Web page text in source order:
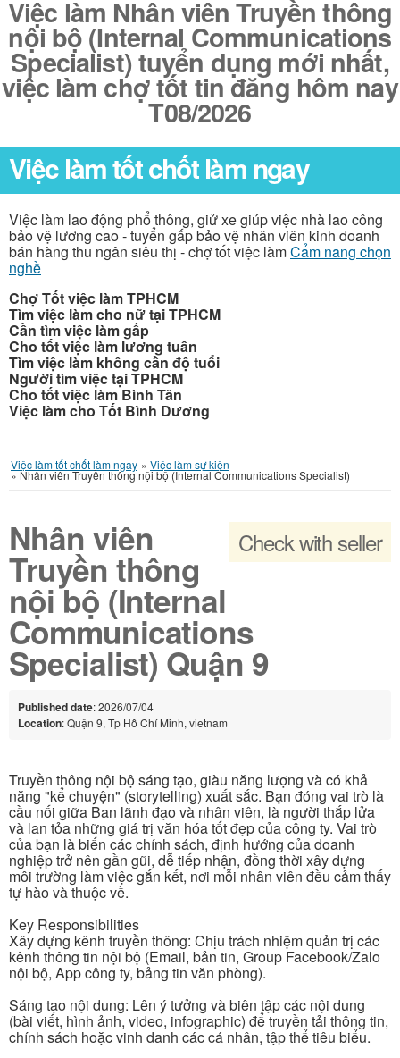
Việc làm Nhân viên Truyền thông
nội bộ (Internal Communications
Specialist) tuyển dụng mới nhất,
việc làm chợ tốt tin đăng hôm nay
T08/2026
Việc làm tốt chốt làm ngay
Việc làm lao động phổ thông, giử xe giúp việc nhà lao công
bảo vệ lương cao - tuyển gấp bảo vệ nhân viên kinh doanh
bán hàng thu ngân siêu thị - chợ tốt việc làmCẩm nang chọn
nghề
Chợ Tốt việc làm TPHCM
Tìm việc làm cho nữ tại TPHCM
Cần tìm việc làm gấp
Cho tốt việc làm lương tuần
Tìm việc làm không cần độ tuổi
Người tìm việc tại TPHCM
Cho tốt việc làm Bình Tân
Việc làm cho Tốt Bình Dương
Việc làm tốt chốt làm ngay » Việc làm sự kiện
»Nhân viên Truyền thông nội bộ (Internal Communications Specialist)
Check with seller
Nhân viên
Truyền thông
nội bộ (Internal
Communications
Specialist) Quận 9
Published date: 2026/07/04
Location: Quận 9, Tp Hồ Chí Minh, vietnam
Truyền thông nội bộ sáng tạo, giàu năng lượng và có khả
năng "kể chuyện" (storytelling) xuất sắc. Bạn đóng vai trò là
cầu nối giữa Ban lãnh đạo và nhân viên, là người thắp lửa
và lan tỏa những giá trị văn hóa tốt đẹp của công ty. Vai trò
của bạn là biến các chính sách, định hướng của doanh
nghiệp trở nên gần gũi, dễ tiếp nhận, đồng thời xây dựng
môi trường làm việc gắn kết, nơi mỗi nhân viên đều cảm thấy
tự hào và thuộc về.
Key Responsibilities
Xây dựng kênh truyền thông: Chịu trách nhiệm quản trị các
kênh thông tin nội bộ (Email, bản tin, Group Facebook/Zalo
nội bộ, App công ty, bảng tin văn phòng).
Sáng tạo nội dung: Lên ý tưởng và biên tập các nội dung
(bài viết, hình ảnh, video, infographic) để truyền tải thông tin,
chính sách hoặc vinh danh các cá nhân, tập thể tiêu biểu.